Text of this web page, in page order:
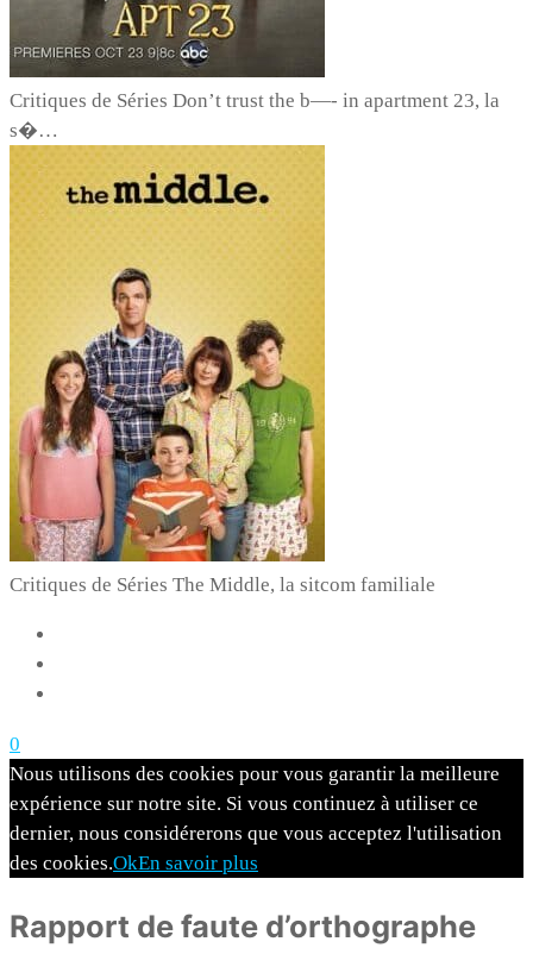
Critiques de Séries Don’t trust the b—- in apartment 23, la
s�…
Critiques de Séries The Middle, la sitcom familiale
0
Nous utilisons des cookies pour vous garantir la meilleure
expérience sur notre site. Si vous continuez à utiliser ce
dernier, nous considérerons que vous acceptez l'utilisation
des cookies.OkEn savoir plus
Rapport de faute d’orthographe